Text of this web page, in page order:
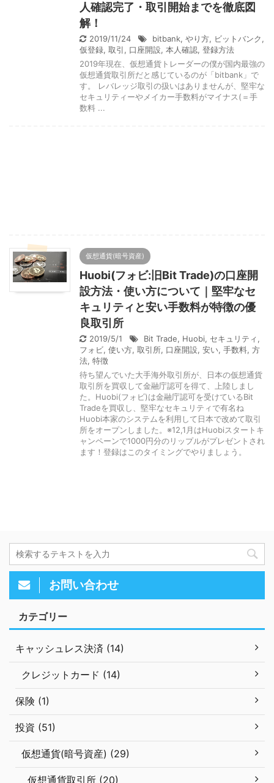
人確認完了・取引開始までを徹底図
解！
2019/11/24 bitbank, やり方, ビットバンク,
仮登録, 取引, 口座開設, 本人確認, 登録方法
2019年現在、仮想通貨トレーダーの僕が国内最強の
仮想通貨取引所だと感じているのが「bitbank」で
す。 レバレッジ取引の扱いはありませんが、堅牢な
セキュリティーやメイカー手数料がマイナス(＝手
数料 ...
仮想通貨(暗号資産)
Huobi(フォビ:旧Bit Trade)の口座開
設方法・使い方について｜堅牢なセ
キュリティと安い手数料が特徴の優
良取引所
2019/5/1 Bit Trade, Huobi, セキュリティ,
フォビ, 使い方, 取引所, 口座開設, 安い, 手数料, 方
法, 特徴
待ち望んでいた大手海外取引所が、日本の仮想通貨
取引所を買収して金融庁認可を得て、上陸しまし
た。Huobi(フォビ)は金融庁認可を受けているBit
Tradeを買収し、堅牢なセキュリティで有名ね
Huobi本家のシステムを利用して日本で改めて取引
所をオープンしました。※12,1月はHuobiスタートキ
ャンペーンで1000円分のリップルがプレゼントされ
ます！登録はこのタイミングでやりましょう。
お問い合わせ
カテゴリー
キャッシュレス決済 (14)
クレジットカード (14)
保険 (1)
投資 (51)
仮想通貨(暗号資産) (29)
仮想通貨取引所 (20)